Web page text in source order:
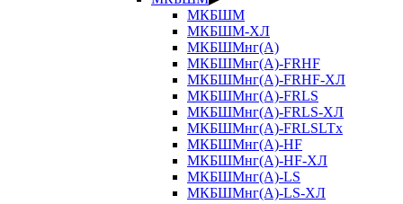
МКБШМ
МКБШМ-ХЛ
МКБШМнг(А)
МКБШМнг(А)-FRHF
МКБШМнг(А)-FRHF-ХЛ
МКБШМнг(А)-FRLS
МКБШМнг(А)-FRLS-ХЛ
МКБШМнг(А)-FRLSLTx
МКБШМнг(А)-HF
МКБШМнг(А)-HF-ХЛ
МКБШМнг(А)-LS
МКБШМнг(А)-LS-ХЛ